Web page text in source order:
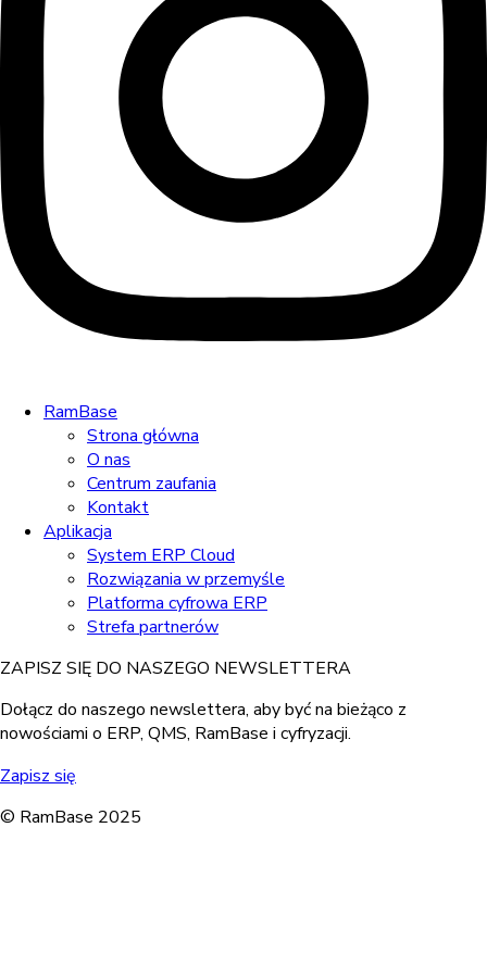
RamBase
Strona główna
O nas
Centrum zaufania
Kontakt
Aplikacja
System ERP Cloud
Rozwiązania w przemyśle
Platforma cyfrowa ERP
Strefa partnerów
ZAPISZ SIĘ DO NASZEGO NEWSLETTERA
Dołącz do naszego newslettera, aby być na bieżąco z
nowościami o ERP, QMS, RamBase i cyfryzacji.
Zapisz się
© RamBase 2025